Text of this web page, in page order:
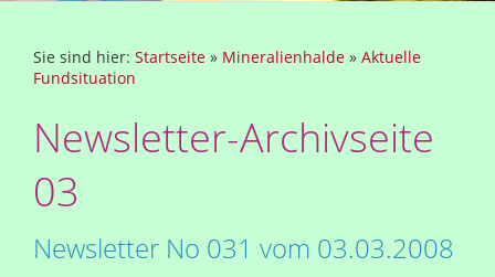
Sie sind hier: Startseite » Mineralienhalde » Aktuelle
Fundsituation
Newsletter-Archivseite
03
Newsletter No 031 vom 03.03.2008